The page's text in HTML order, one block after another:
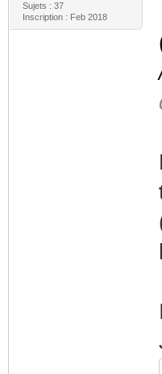
Sujets : 37
Inscription : Feb 2018